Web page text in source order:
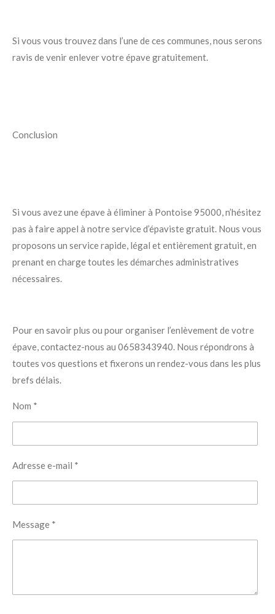
Si vous vous trouvez dans l’une de ces communes, nous serons
ravis de venir enlever votre épave gratuitement.
Conclusion
Si vous avez une épave à éliminer à Pontoise 95000, n’hésitez
pas à faire appel à notre service d’épaviste gratuit. Nous vous
proposons un service rapide, légal et entièrement gratuit, en
prenant en charge toutes les démarches administratives
nécessaires.
Pour en savoir plus ou pour organiser l’enlèvement de votre
épave, contactez-nous au 0658343940. Nous répondrons à
toutes vos questions et fixerons un rendez-vous dans les plus
brefs délais.
Nom *
Adresse e-mail *
Message *